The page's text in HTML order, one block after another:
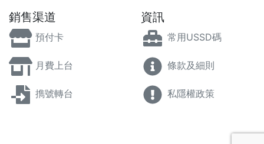
銷售渠道
預付卡
月費上台
擕號轉台
資訊
常用USSD碼
條款及細則
私隱權政策